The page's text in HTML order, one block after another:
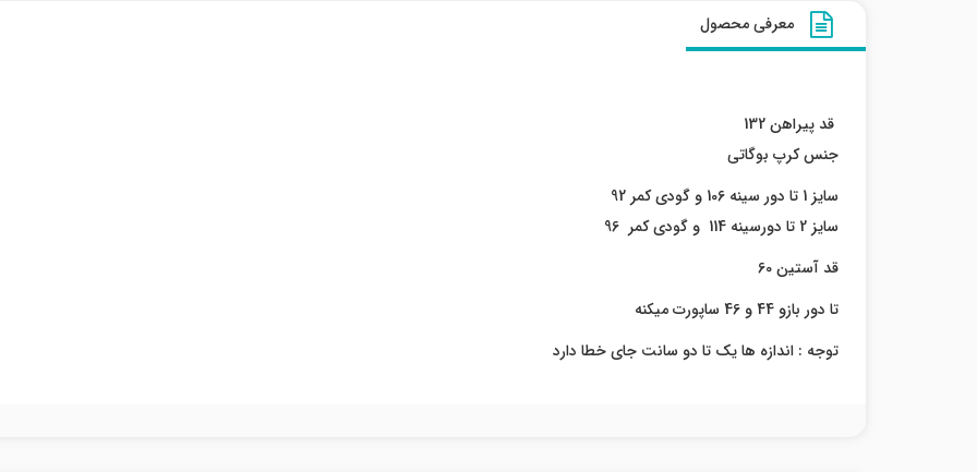
معرفی محصول
قد پیراهن 132
جنس کرپ بوگاتی
سایز 1 تا دور سینه 106 و گودی کمر 92
سایز 2 تا دورسینه 114 و گودی کمر 96
قد آستین 60
تا دور بازو 44 و 46 ساپورت میکنه
توجه : اندازه ها یک تا دو سانت جای خطا دارد